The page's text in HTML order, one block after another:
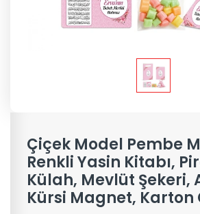
Çiçek Model Pembe
Renkli Yasin Kitabı,
Külah, Mevlüt Şekeri,
Kürsi Magnet, Karton